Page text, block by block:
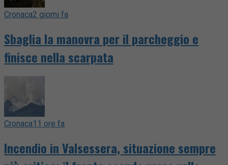
Cronaca2 giorni fa
Sbaglia la manovra per il parcheggio e
finisce nella scarpata
Cronaca11 ore fa
Incendio in Valsessera, situazione sempre